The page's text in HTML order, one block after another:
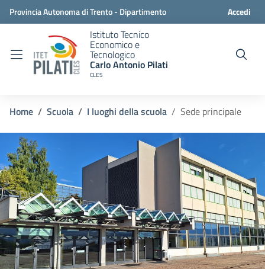
Provincia Autonoma di Trento - Dipartimento
istruzione e cultura
Accedi
Istituto Tecnico
Economico e
Tecnologico
Carlo Antonio Pilati
CLES
Home Scuola I luoghi della scuola Sede principale